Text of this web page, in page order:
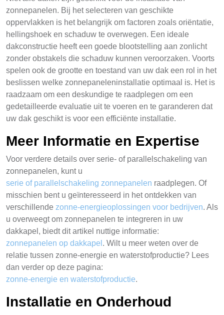
zonnepanelen. Bij het selecteren van geschikte
oppervlakken is het belangrijk om factoren zoals oriëntatie,
hellingshoek en schaduw te overwegen. Een ideale
dakconstructie heeft een goede blootstelling aan zonlicht
zonder obstakels die schaduw kunnen veroorzaken. Voorts
spelen ook de grootte en toestand van uw dak een rol in het
beslissen welke zonnepaneleninstallatie optimaal is. Het is
raadzaam om een deskundige te raadplegen om een
gedetailleerde evaluatie uit te voeren en te garanderen dat
uw dak geschikt is voor een efficiënte installatie.
Meer Informatie en Expertise
Voor verdere details over serie- of parallelschakeling van
zonnepanelen, kunt u
serie of parallelschakeling zonnepanelen raadplegen. Of
misschien bent u geïnteresseerd in het ontdekken van
verschillende zonne-energieoplossingen voor bedrijven. Als
u overweegt om zonnepanelen te integreren in uw
dakkapel, biedt dit artikel nuttige informatie:
zonnepanelen op dakkapel . Wilt u meer weten over de
relatie tussen zonne-energie en waterstofproductie? Lees
dan verder op deze pagina:
zonne-energie en waterstofproductie.
Installatie en Onderhoud